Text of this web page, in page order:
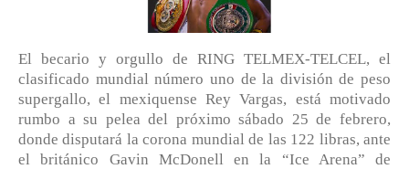
El becario y orgullo de RING TELMEX-TELCEL, el
clasificado mundial número uno de la división de peso
supergallo, el mexiquense Rey Vargas, está motivado
rumbo a su pelea del próximo sábado 25 de febrero,
donde disputará la corona mundial de las 122 libras, ante
el británico Gavin McDonell en la “Ice Arena” de